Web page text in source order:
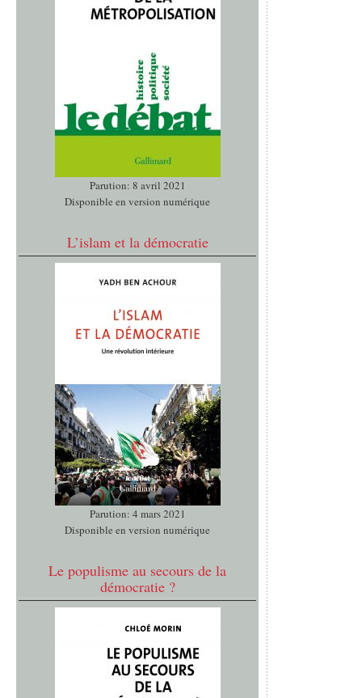
Parution: 8 avril 2021
Disponible en version numérique
L’islam et la démocratie
Parution: 4 mars 2021
Disponible en version numérique
Le populisme au secours de la
démocratie ?